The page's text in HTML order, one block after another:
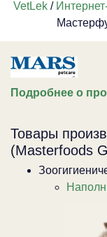
VetLek /
Подробнее о
Товары
(Masterfoods